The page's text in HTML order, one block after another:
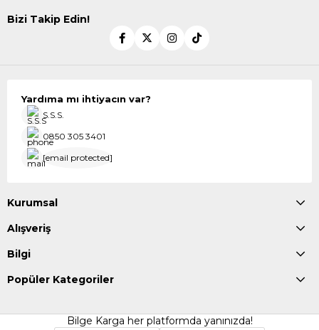
Bizi Takip Edin!
Yardıma mı ihtiyacın var?
S.S.S.
0850 305 3401
[email protected]
Kurumsal
Alışveriş
Bilgi
Popüler Kategoriler
Bilge Karga her platformda yanınızda!